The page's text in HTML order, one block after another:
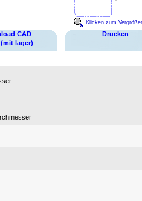
Klicken zum
CAD
(mit lager)
Drucken